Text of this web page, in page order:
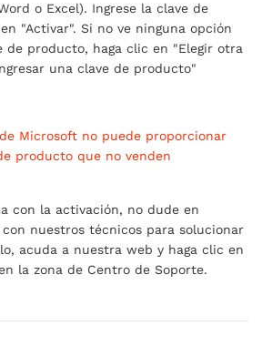
o Excel). Ingrese la clave de
"Activar". Si no ve ninguna opción
de producto, haga clic en "Elegir otra
una clave de producto"
Microsoft no puede proporcionar
producto que no venden
con la activación, no dude en
nuestros técnicos para solucionar
acuda a nuestra web y haga clic en
la zona de Centro de Soporte.